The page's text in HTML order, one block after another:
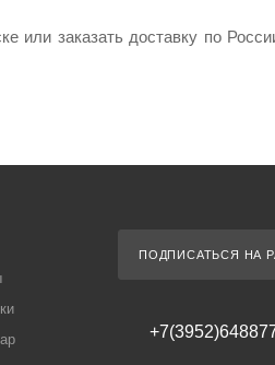
заказать доставку по
ПОДПИСАТЬСЯ НА